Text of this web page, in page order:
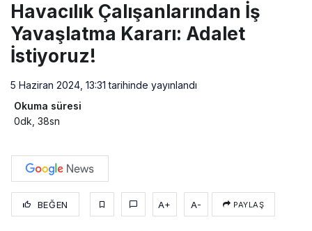
Havacılık Çalışanlarından İş
Yavaşlatma Kararı: Adalet
İstiyoruz!
5 Haziran 2024, 13:31 tarihinde yayınlandı
Okuma süresi
0dk, 38sn
BEĞEN A+ A- PAYLAŞ